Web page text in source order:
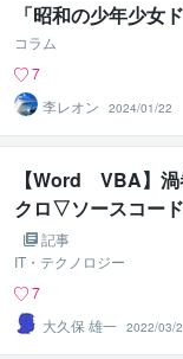
「昭和の少年少女
コラム
7
李レオン
2024/01/22
【Word VBA】渦
クロ▽ソースコード
記事
IT・テクノロジー
7
大久保 雄一 2022/03/